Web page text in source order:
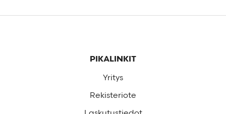
PIKALINKIT
Yritys
Rekisteriote